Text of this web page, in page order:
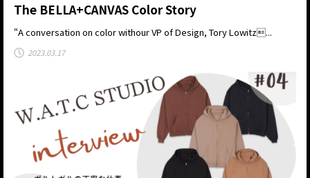
The BELLA+CANVAS Color Story
“A conversation on color withour VP of Design, Tory Lowitz...
2023.03.17